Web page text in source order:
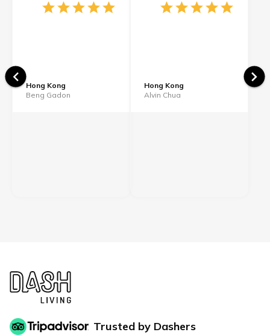
Hong Kong
Beng Gadon
Hong Kong
Alvin Chua
Trusted by Dashers